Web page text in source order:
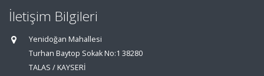
İletişim Bilgileri
Yenidoğan Mahallesi
Turhan Baytop Sokak No:1 38280
TALAS / KAYSERİ